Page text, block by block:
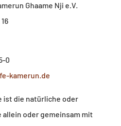
Ghaame Nji e.V.
0
kamerun.de
ist die natürliche oder
oder gemeinsam mit